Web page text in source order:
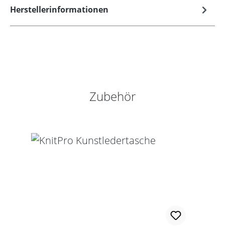
Herstellerinformationen
Produktgalerie überspringen
Zubehör